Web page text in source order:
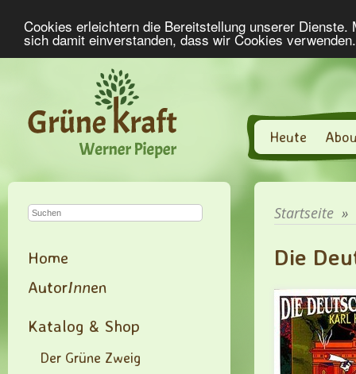
Cookies erleichtern die Bereitstellung unserer
sich damit einverstanden, dass wir Cookies
Heute
Home
AutorInnen
Katalog & Shop
Der Grüne Zweig
Startseite »
Die